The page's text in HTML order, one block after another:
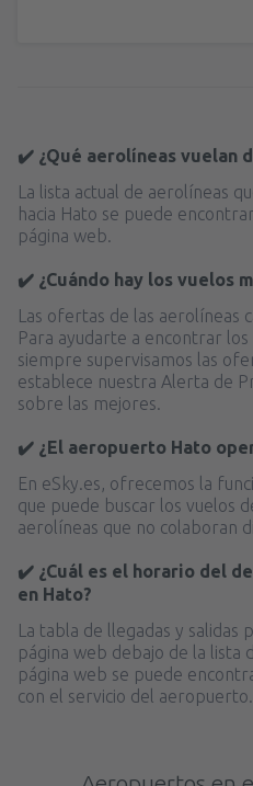
✔️ ¿Qué aerolíneas vuelan
La lista actual de aerolíneas
hacia Hato se puede
página web.
✔️ ¿Cuándo hay los vuelos
Las ofertas de las aerolíneas
Para ayudarte a encontrar
siempre supervisamos las
establece nuestra Alerta de
sobre las mejores.
✔️ ¿El aeropuerto Hato
En eSky.es, ofrecemos la
que puede buscar los vuelos
aerolíneas que no colaboran
✔️ ¿Cuál es el horario del
en Hato?
La tabla de llegadas y salidas
página web debajo de la lista
página web se puede
con el servicio del aeropuerto.